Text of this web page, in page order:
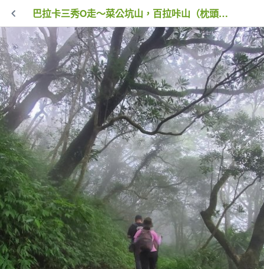
巴拉卡三秀O走～菜公坑山，百拉咔山（枕頭山），二子山東峰，二子山西峰